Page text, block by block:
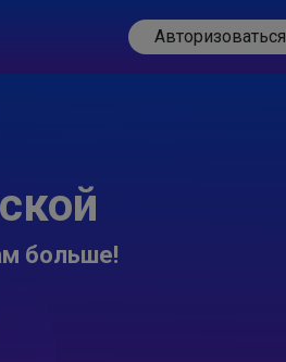
Авторизоваться
больше!